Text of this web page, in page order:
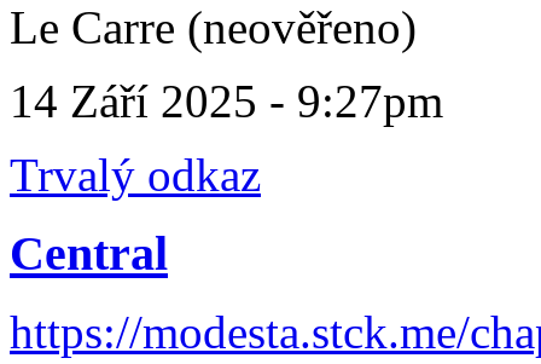
Le Carre (neověřeno)
14 Září 2025 - 9:27pm
Trvalý odkaz
Central
https://modesta.stck.me/